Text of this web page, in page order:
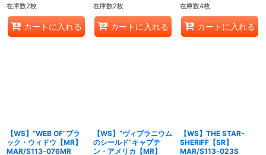
在庫数2枚
カートに入れる
在庫数2枚
カートに入れる
在庫数4枚
カートに入れる
【WS】“WEB OF”ブラ
ック・ウィドウ【MR】
MAR/S113-076MR
【WS】“ヴィブラニウム
のシールド”キャプテ
ン・アメリカ【MR】
【WS】THE STAR-
SHERIFF【SR】
MAR/S113-023S